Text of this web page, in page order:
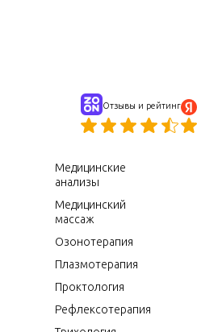
Отзывы и рейтинг
Медицинские
анализы
Медицинский
массаж
Озонотерапия
Плазмотерапия
Проктология
Рефлексотерапия